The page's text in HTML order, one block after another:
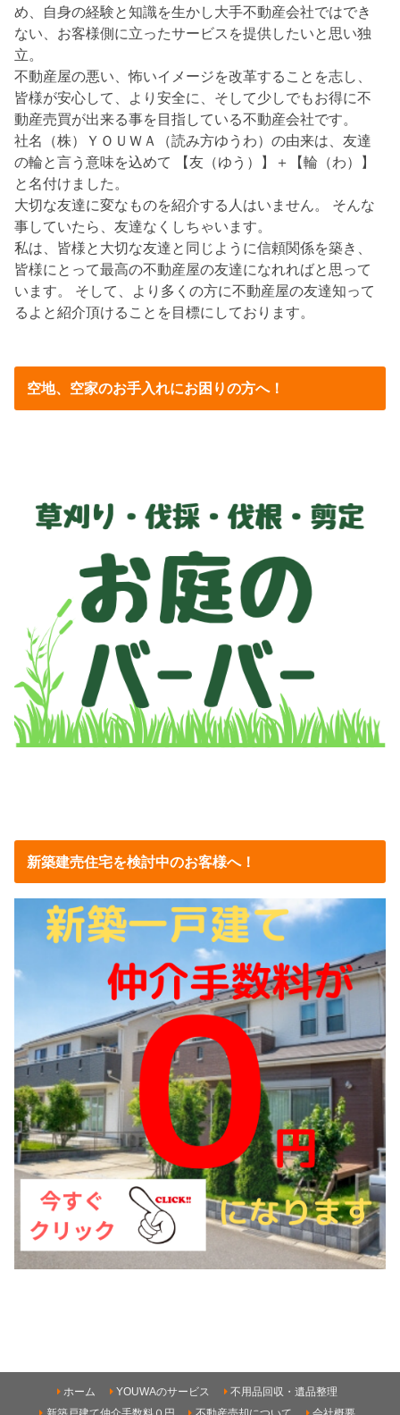
め、自身の経験と知識を生かし大手不動産会社ではでき
ない、お客様側に立ったサービスを提供したいと思い独
立。
不動産屋の悪い、怖いイメージを改革することを志し、
皆様が安心して、より安全に、そして少しでもお得に不
動産売買が出来る事を目指している不動産会社です。
社名（株）ＹＯＵＷＡ（読み方ゆうわ）の由来は、友達
の輪と言う意味を込めて 【友（ゆう）】＋【輪（わ）】
と名付けました。
大切な友達に変なものを紹介する人はいません。 そんな
事していたら、友達なくしちゃいます。
私は、皆様と大切な友達と同じように信頼関係を築き、
皆様にとって最高の不動産屋の友達になれればと思って
います。 そして、より多くの方に不動産屋の友達知って
るよと紹介頂けることを目標にしております。
空地、空家のお手入れにお困りの方へ！
新築建売住宅を検討中のお客様へ！
ホーム YOUWAのサービス
不用品回収・遺品整理